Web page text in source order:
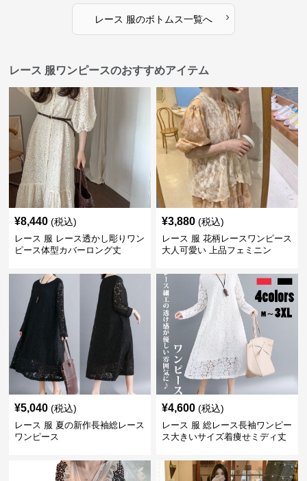
レース 服のボトムス一覧へ ›
レース 服ワンピースのおすすめアイテム
¥8,440 (税込)
レース 服 レース透かし彫りワン
ピース体型カバーロング丈
¥3,880 (税込)
レース 服 花柄レースワンピース
大人可愛い 上品フェミニン
¥5,040 (税込)
レース 服 夏の新作長袖総レース
ワンピース
¥4,600 (税込)
レース 服 総レース長袖ワンピー
ス大きいサイズ着痩せミディ丈